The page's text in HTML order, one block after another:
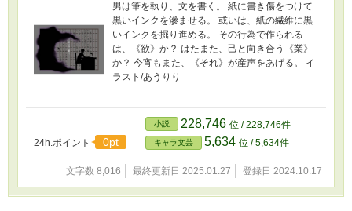
男は筆を執り、文を書く。 紙に書き傷をつけて
黒いインクを滲ませる。 或いは、紙の繊維に黒
いインクを掘り進める。 その行為で作られる
は、《欲》か？ はたまた、己と向き合う《業》
か？ 今宵もまた、《それ》が産声をあげる。 イ
ラスト/あうりり
24h.ポイント 0pt
小説 228,746 位 / 228,746件
キャラ文芸 5,634 位 / 5,634件
文字数 8,016 最終更新日 2025.01.27 登録日 2024.10.17